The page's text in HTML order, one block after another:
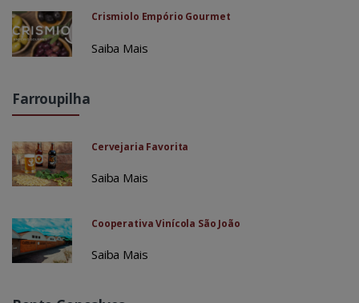
Crismiolo Empório Gourmet
Saiba Mais
Farroupilha
Cervejaria Favorita
Saiba Mais
Cooperativa Vinícola São João
Saiba Mais